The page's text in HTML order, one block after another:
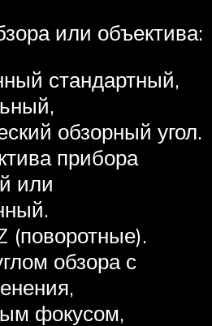
или объектива:
стандартный,
обзорный угол.
прибора
или
(поворотные).
обзора с
фокусом,